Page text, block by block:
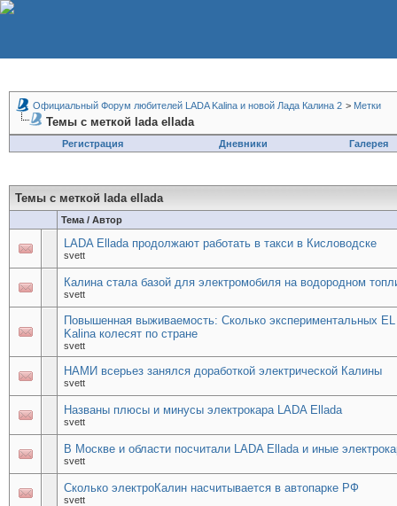
Официальный Форум любителей LADA Kalina и новой Лада Калина 2 > Метки
Темы с меткой lada ellada
Регистрация Дневники Галерея
Темы с меткой lada ellada
Тема / Автор
LADA Ellada продолжают работать в такси в Кисловодске
svett
Калина стала базой для электромобиля на водородном
svett
Повышенная выживаемость: Сколько экспериментальных EL
Kalina колесят по стране
svett
НАМИ всерьез занялся доработкой электрической Калины
svett
Названы плюсы и минусы электрокара LADA Ellada
svett
В Москве и области посчитали LADA Ellada и иные
svett
Сколько электроКалин насчитывается в автопарке РФ
svett